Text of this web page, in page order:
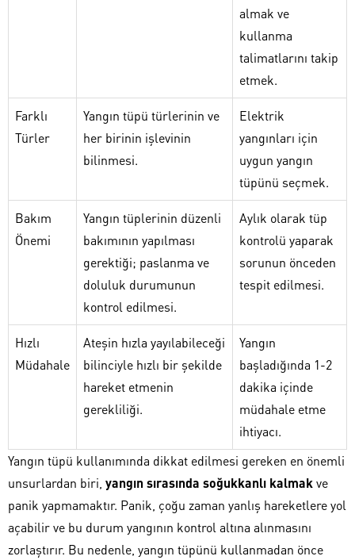
almak ve
kullanma
talimatlarını takip
etmek.
Farklı
Türler
Yangın tüpü türlerinin ve
her birinin işlevinin
bilinmesi.
Elektrik
yangınları için
uygun yangın
tüpünü seçmek.
Bakım
Önemi
Yangın tüplerinin düzenli
bakımının yapılması
gerektiği; paslanma ve
doluluk durumunun
kontrol edilmesi.
Aylık olarak tüp
kontrolü yaparak
sorunun önceden
tespit edilmesi.
Hızlı
Müdahale
Ateşin hızla yayılabileceği
bilinciyle hızlı bir şekilde
hareket etmenin
gerekliliği.
Yangın
başladığında 1-2
dakika içinde
müdahale etme
ihtiyacı.
Yangın tüpü kullanımında dikkat edilmesi gereken en önemli
unsurlardan biri, yangın sırasında soğukkanlı kalmakve
panik yapmamaktır. Panik, çoğu zaman yanlış hareketlere yol
açabilir ve bu durum yangının kontrol altına alınmasını
zorlaştırır. Bu nedenle, yangın tüpünü kullanmadan önce